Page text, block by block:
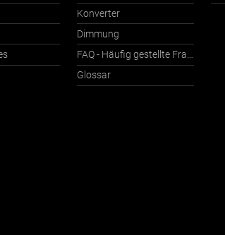
Konverter
Dimmung
FAQ - Häufig gestellte Fragen
Glossar